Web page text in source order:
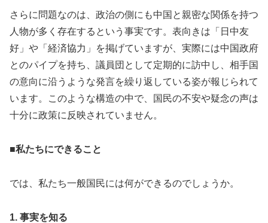
さらに問題なのは、政治の側にも中国と親密な関係を持つ
人物が多く存在するという事実です。表向きは「日中友
好」や「経済協力」を掲げていますが、実際には中国政府
とのパイプを持ち、議員団として定期的に訪中し、相手国
の意向に沿うような発言を繰り返している姿が報じられて
います。このような構造の中で、国民の不安や疑念の声は
十分に政策に反映されていません。
■私たちにできること
では、私たち一般国民には何ができるのでしょうか。
1. 事実を知る